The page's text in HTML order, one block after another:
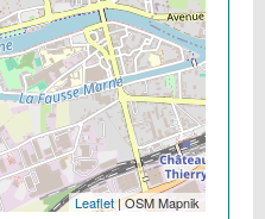
Leaflet| OSM Mapnik